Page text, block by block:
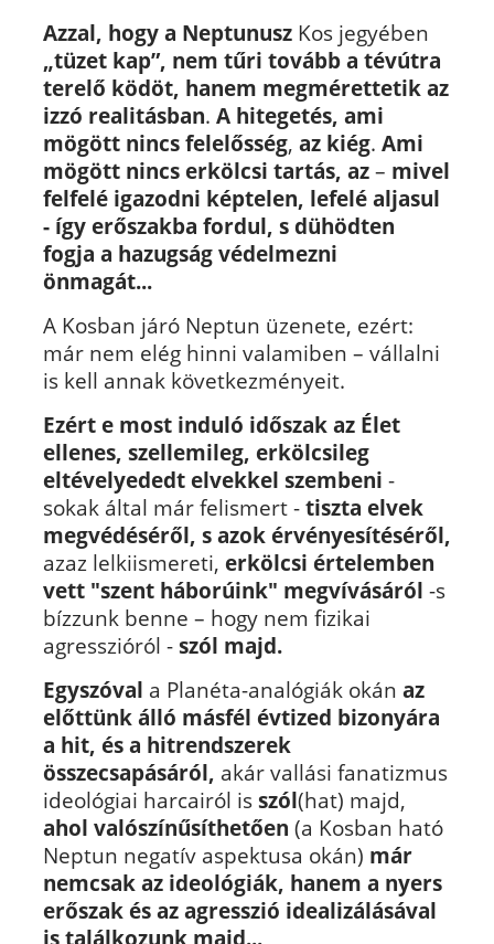
Azzal, hogy a NeptunuszKos jegyében
„tüzet kap”, nem tűri tovább a tévútra
terelő ködöt, hanem megmérettetik az
izzó realitásban. A hitegetés, ami
mögött nincs felelősség, az kiég. Ami
mögött nincs erkölcsi tartás, az– mivel
felfelé igazodni képtelen, lefelé aljasul
- így erőszakba fordul, s dühödten
fogja a hazugság védelmezni
önmagát...
A Kosban járó Neptun üzenete, ezért:
már nem elég hinni valamiben – vállalni
is kell annak következményeit.
Ezért e most induló időszak az Élet
ellenes, szellemileg, erkölcsileg
eltévelyededt elvekkel szembeni -
sokak által már felismert - tiszta elvek
megvédéséről, s azok érvényesítéséről,
azaz lelkiismereti, erkölcsi értelemben
vett "szent háborúink" megvívásáról -s
bízzunk benne – hogy nem fizikai
agresszióról - szól majd.
Egyszóval a Planéta-analógiák okán az
előttünk álló másfél évtized bizonyára
a hit, és a hitrendszerek
összecsapásáról, akár vallási fanatizmus
ideológiai harcairól is szól(hat) majd,
ahol valószínűsíthetően (a Kosban ható
Neptun negatív aspektusa okán) már
nemcsak az ideológiák, hanem a nyers
erőszak és az agresszió idealizálásával
is találkozunk majd...